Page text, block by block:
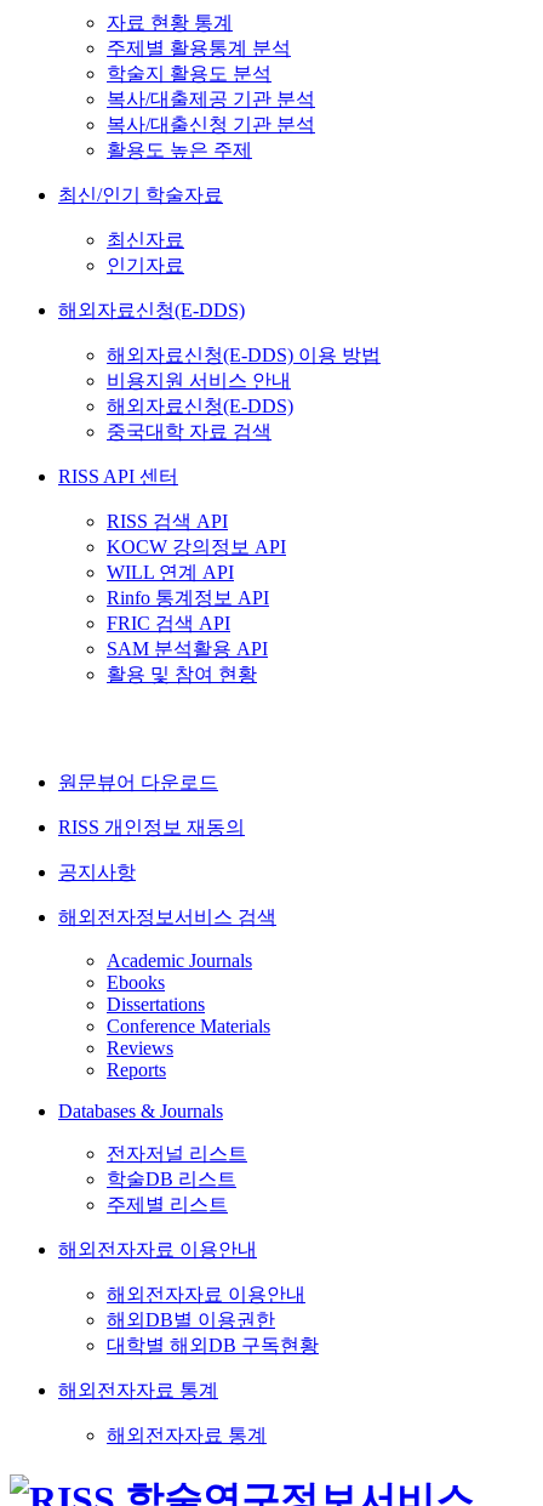
자료 현황 통계
주제별 활용통계 분석
학술지 활용도 분석
복사/대출제공 기관 분석
복사/대출신청 기관 분석
활용도 높은 주제
최신/인기 학술자료
최신자료
인기자료
해외자료신청(E-DDS)
해외자료신청(E-DDS) 이용 방법
비용지원 서비스 안내
해외자료신청(E-DDS)
중국대학 자료 검색
RISS API 센터
RISS 검색 API
KOCW 강의정보 API
WILL 연계 API
Rinfo 통계정보 API
FRIC 검색 API
SAM 분석활용 API
활용 및 참여 현황
원문뷰어 다운로드
RISS 개인정보 재동의
공지사항
해외전자정보서비스 검색
Academic Journals
Ebooks
Dissertations
Conference Materials
Reviews
Reports
Databases & Journals
전자저널 리스트
학술DB 리스트
주제별 리스트
해외전자자료 이용안내
해외전자자료 이용안내
해외DB별 이용권한
대학별 해외DB 구독현황
해외전자자료 통계
해외전자자료 통계